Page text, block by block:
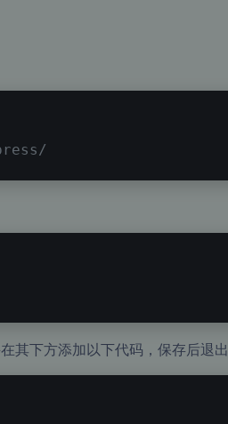
其下方添加以下代码，保存后退出